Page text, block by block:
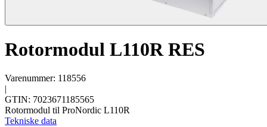
Rotormodul L110R RES
Varenummer: 118556
|
GTIN: 7023671185565
Rotormodul til ProNordic L110R
Tekniske data